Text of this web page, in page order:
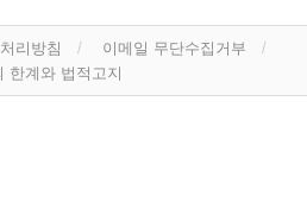
리방침
이메일 무단수집거부
한계와 법적고지